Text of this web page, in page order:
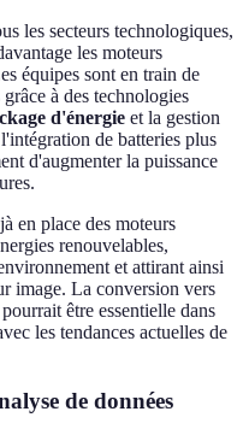
les secteurs technologiques,
les moteurs
équipes sont en train de
à des technologies
d'énergie et la gestion
de batteries plus
d'augmenter la puissance
en place des moteurs
renouvelables,
et attirant ainsi
image. La conversion vers
être essentielle dans
les tendances actuelles de
de données